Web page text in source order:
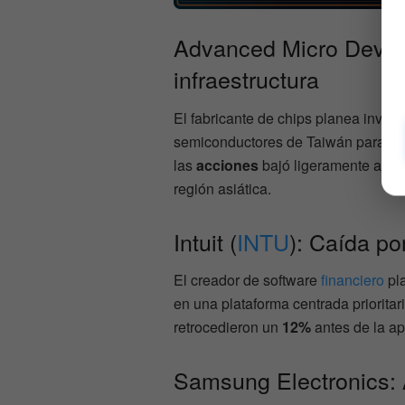
Advanced Micro
infraestructura
El fabricante de chips planea
semiconductores de Taiwán para
lasacciones bajó ligeramente
región asiática.
Intuit (INTU): Caída
El creador de software financiero
en una plataforma centrada
retrocedieron un 12% antes de la
Samsung